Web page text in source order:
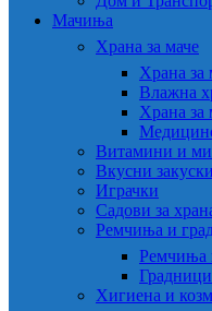
Мачиња
Храна за маче
Храна за
Влажна
Храна за
Витамини и
Вкусни закуски
Играчки
Садови за
Ремчиња и
Ремчиња
Градници
Хигиена и